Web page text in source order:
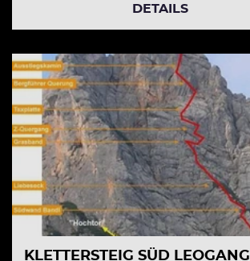
DETAILS
KLETTERSTEIG SÜD LEOGANG